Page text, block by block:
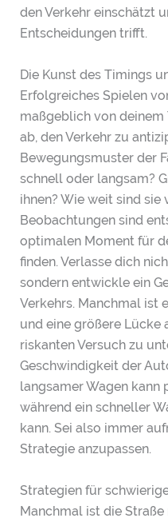
den Verkehr einschätzt
Entscheidungen trifft.
Die Kunst des Timings
Erfolgreiches Spielen
maßgeblich von
ab, den Verkehr zu
Bewegungsmuster der
schnell oder langsam?
ihnen? Wie weit sind sie
Beobachtungen sind
optimalen Moment für
finden. Verlasse dich
sondern entwickle ein
Verkehrs. Manchmal ist
und eine größere Lücke
riskanten Versuch zu
Geschwindigkeit der
langsamer Wagen
während ein schneller
kann. Sei also immer
Strategie anzupassen.
Strategien für
Manchmal ist die